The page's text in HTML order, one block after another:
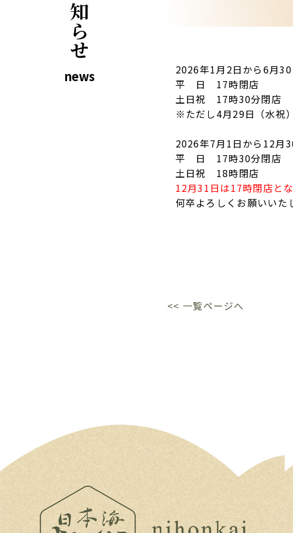
お知らせ
news
2026年1月2日から6月30
平 日 17時閉店
土日祝 17時30分閉店
※ただし4月29日（水祝
2026年7月1日から12月
平 日 17時30分閉店
土日祝 18時閉店
12月31日は17時閉店とな
何卒よろしくお願いいた
<< 一覧ページへ